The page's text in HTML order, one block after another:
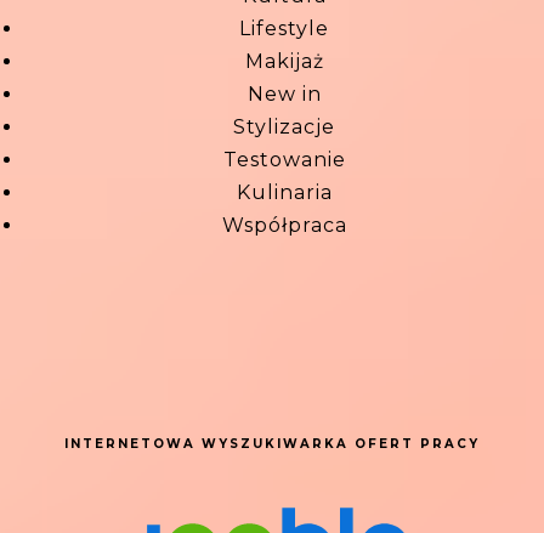
Lifestyle
Makijaż
New in
Stylizacje
Testowanie
Kulinaria
Współpraca
INTERNETOWA WYSZUKIWARKA OFERT PRACY